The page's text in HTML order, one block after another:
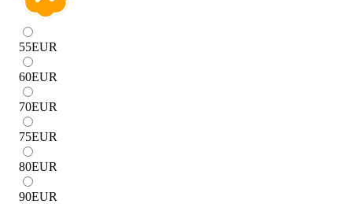
55EUR
60EUR
70EUR
75EUR
80EUR
90EUR